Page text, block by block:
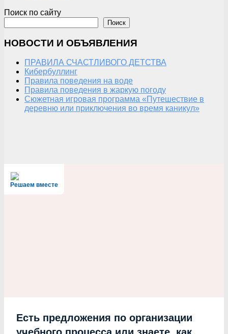
Поиск по сайту
Поиск
НОВОСТИ И ОБЪЯВЛЕНИЯ
ПРАВИЛА СЧАСТЛИВОГО ДЕТСТВА
Кибербуллинг
Правила поведения на воде
Правила поведения в жаркую погоду
Сюжетная игровая программа «Путешествие в
деревню или приключения во время каникул»
Решаем вместе
Есть предложения по организации